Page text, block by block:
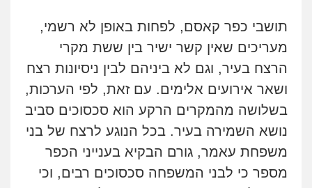
תושבי כפר קאסם, לפחות באופן לא רשמי,
מעריכים שאין קשר ישיר בין ששת מקרי
הרצח בעיר, וגם לא ביניהם לבין ניסיונות רצח
ושאר אירועים אלימים. עם זאת, לפי הערכות,
בשלושה מהמקרים הרקע הוא סכסוכים סביב
נושא השמירה בעיר. בכל הנוגע לרצח של בני
משפחת עאמר, גורם הבקיא בענייני הכפר
מספר כי לבני המשפחה סכסוכים רבים, וכי